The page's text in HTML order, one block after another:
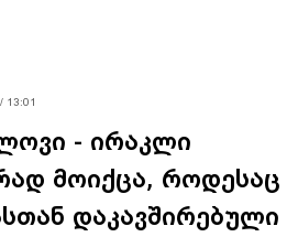
13:01
- ირაკლი
მოიქცა, როდესაც
დაკავშირებული